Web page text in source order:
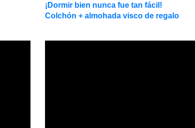
¡Dormir bien nunca fue tan fácil!
Colchón + almohada visco de regalo